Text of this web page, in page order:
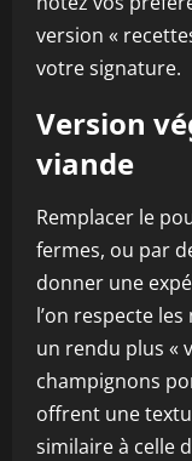
version «
votre signature.
Version
viande
Remplacer le
fermes, ou par
donner une
l’on respecte
un rendu plus «
champignons
offrent une
similaire à celle